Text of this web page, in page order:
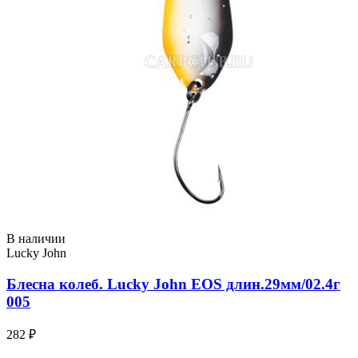
В наличии
Lucky John
Блесна колеб. Lucky John EOS длин.29мм/02.4г
005
282 ₽